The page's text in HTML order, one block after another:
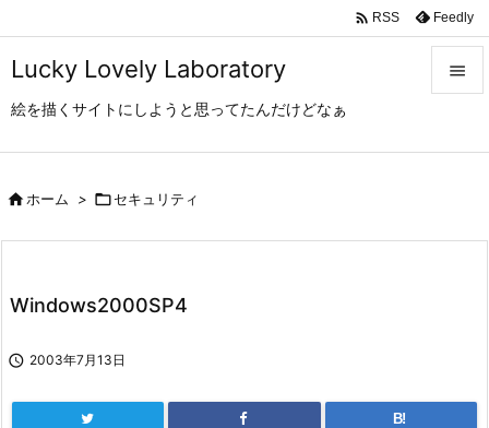
Lucky Lovely Laboratory
絵を描くサイトにしようと思ってたんだけどなぁ

 RSS Feedly
ホーム > セキュリティ
Windows2000SP4
 2003年7月13日
B!